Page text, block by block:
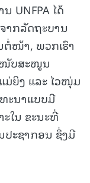
UNFPA ໄດ້
າກລັດຖະບານ
ຕໍ່ໜ້າ, ພວກເຮົາ
ໜັບສະໜູນ
ມ່ຍິງ ແລະ ໄວໜຸ່ມ
ະນາແບບມີ
ໃນ ຂະນະທີ່
ປະຊາກອນ ຊຶ່ງມີ